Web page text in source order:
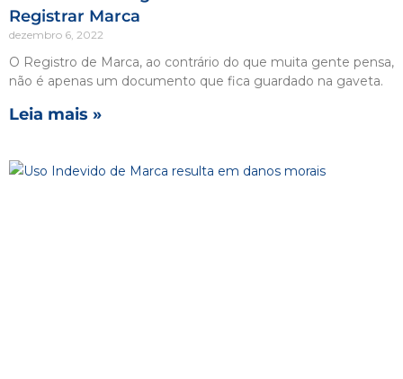
Registrar Marca
dezembro 6, 2022
O Registro de Marca, ao contrário do que muita gente pensa,
não é apenas um documento que fica guardado na gaveta.
Leia mais »